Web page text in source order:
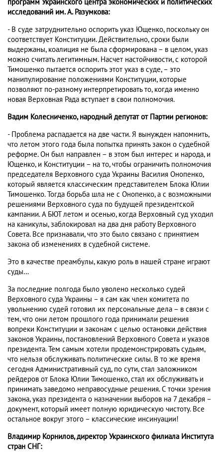
программ Украинского центра экономических и политических
исследований им. А. Разумкова:
- В суде затруднительно оспорить указ Ющенко, поскольку он
соответствует Конституции. Действительно, сроки были
выдержаны, коалиция не была сформирована – в целом, указ
можно считать легитимным. Насчет настойчивости, с которой
Тимошенко пытается оспорить этот указ в суде, – это
манипулирование положениями Конституции, которые
позволяют по-разному интерпретировать то, когда именно
новая Верховная Рада вступает в свои полномочия.
Вадим Колесниченко, народный депутат от Партии регионов:
- Проблема распадается на две части. Я вынужден напомнить,
что летом этого года была попытка принять закон о судебной
реформе. Он был направлен – в этом был интерес и народа, и
Ющенко, и Конституции – на то, чтобы ограничить полномочия
председателя Верховного суда Украины Василия Онопенко,
который является классическим представителем Блока Юлии
Тимошенко. Тогда борьба шла не с Онопенко, а с возможными
решениями Верховного суда по будущей президентской
кампании. А БЮТ летом и осенью, когда Верховный суд уходил
на каникулы, заблокировал на два дня работу Верховного
Совета. Все признавали, что это было связано с принятием
закона об изменениях в судебной системе.
Это в качестве преамбулы, какую роль в нашей стране играют
суды…
За последние полгода было уволено несколько судей
Верховного суда Украины – я сам как член комитета по
увольнению судей готовил их персональные дела – в связи с
тем, что они летом прошлого года принимали решения
вопреки Конституции и законам с целью остановки действия
законов Украины, постановлений Верховного Совета и указов
президента. Тем самым хотели продемонстрировать судьям,
что нельзя обслуживать политические силы. В то же время
сегодня Административный суд, по сути, стал заложником
рейдеров от Блока Юлии Тимошенко, стал их обслуживать и
принимать заведомо неправосудные решения. С точки зрения
закона, указ президента о назначении выборов на 7 декабря –
документ, который имеет полную юридическую чистоту. Все
остальное вокруг этого – классические инсинуации!
Владимир Корнилов, директор Украинского филиала Института
стран СНГ: